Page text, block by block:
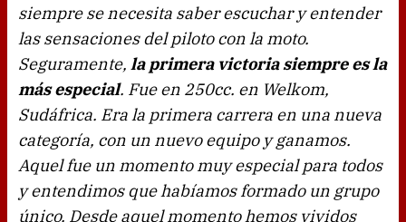
siempre se necesita saber escuchar y entender
las sensaciones del piloto con la moto.
Seguramente, la primera victoria siempre es la
más especial. Fue en 250cc. en Welkom,
Sudáfrica. Era la primera carrera en una nueva
categoría, con un nuevo equipo y ganamos.
Aquel fue un momento muy especial para todos
y entendimos que habíamos formado un grupo
único. Desde aquel momento hemos vividos